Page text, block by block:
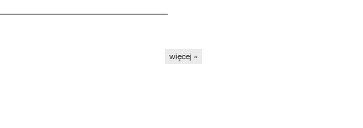
więcej »